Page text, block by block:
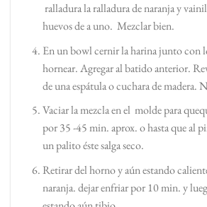
ralladura la ralladura de naranja y
huevos de a uno. Mezclar bien.
En un bowl cernir la harina junto con
hornear. Agregar al batido anterior.
de una espátula o cuchara de madera.
Vaciar la mezcla en el molde para
por 35 -45 min. aprox. o hasta que al
un palito éste salga seco.
Retirar del horno y aún estando
naranja. dejar enfriar por 10 min. y